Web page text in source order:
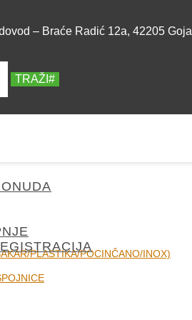
– Braće Radić 12a, 42205
TRAŽI
PLASTIKA/POCINČANO/INOX)